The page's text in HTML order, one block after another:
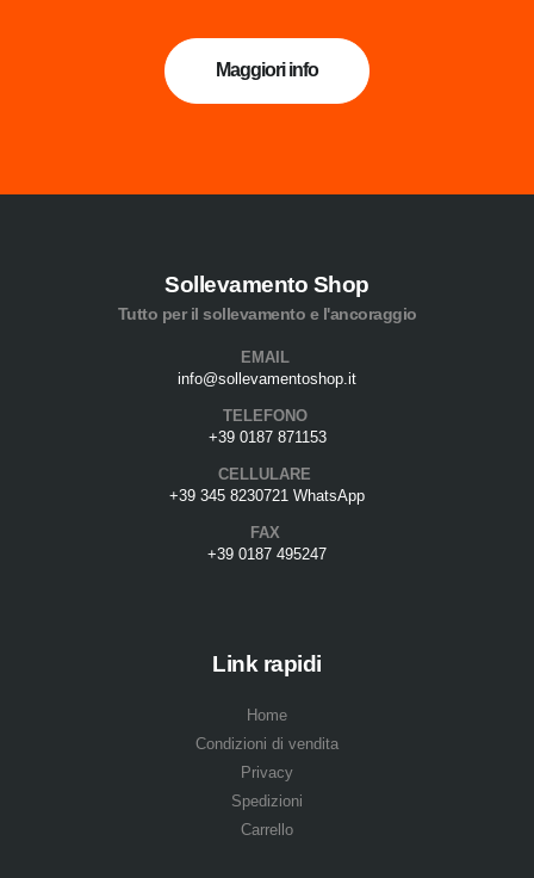
Maggiori info
Sollevamento Shop
Tutto per il sollevamento e l'ancoraggio
EMAIL
info@sollevamentoshop.it
TELEFONO
+39 0187 871153
CELLULARE
+39 345 8230721 WhatsApp
FAX
+39 0187 495247
Link rapidi
Home
Condizioni di vendita
Privacy
Spedizioni
Carrello